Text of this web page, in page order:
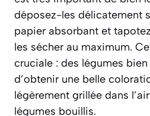
déposez-les délicatement
papier absorbant et
les sécher au maximum.
cruciale : des légumes
d’obtenir une belle
légèrement grillée dans
légumes bouillis.